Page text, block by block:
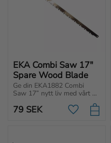
EKA Combi Saw 17"
Spare Wood Blade
Ge din EKA1882 Combi
Saw 17” nytt liv med vårt
för trä.
79 SEK Lägg till i